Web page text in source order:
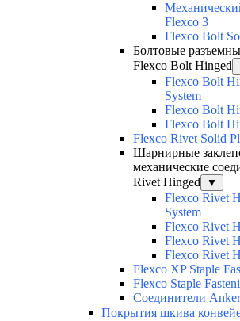
Flexco 3
Flexco Bolt
Болтовые
Flexco Bolt Hinged
Flexco Bolt
System
Flexco Bolt
Flexco Bolt
Flexco Rivet Solid
Шарнирные
механические
Rivet Hinged
▼
Flexco Rivet
System
Flexco Rivet
Flexco Rivet
Flexco Rivet
Flexco XP Staple
Flexco Staple
Соединители
Покрытия шкива